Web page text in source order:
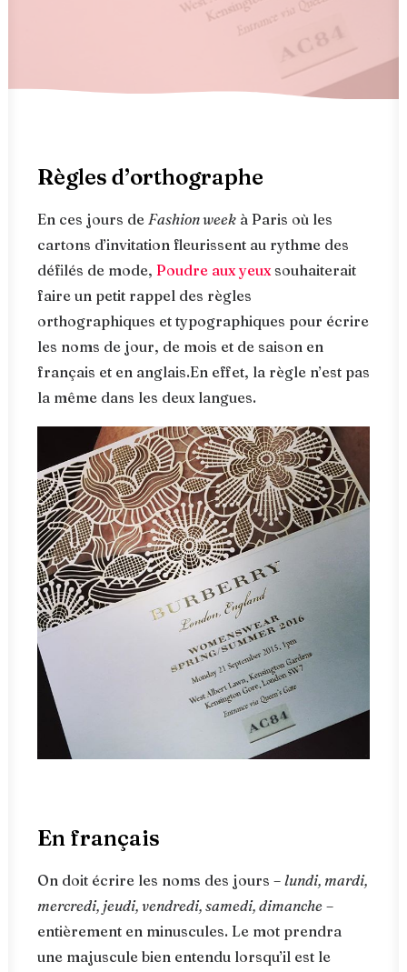
Règles d’orthographe
En ces jours de Fashion week à Paris où les
cartons d’invitation fleurissent au rythme des
défilés de mode, Poudre aux yeuxsouhaiterait
faire un petit rappel des règles
orthographiques et typographiques pour écrire
les noms de jour, de mois et de saison en
français et en anglais.En effet, la règle n’est pas
la même dans les deux langues.
En français
On doit écrire les noms des jours – lundi, mardi,
mercredi, jeudi, vendredi, samedi, dimanche –
entièrement en minuscules. Le mot prendra
une majuscule bien entendu lorsqu’il est le